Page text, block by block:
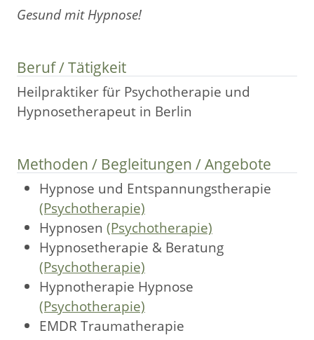
Gesund mit Hypnose!
Beruf / Tätigkeit
Heilpraktiker für Psychotherapie und
Hypnosetherapeut in Berlin
Methoden / Begleitungen / Angebote
Hypnose und Entspannungstherapie
(Psychotherapie)
Hypnosen (Psychotherapie)
Hypnosetherapie & Beratung
(Psychotherapie)
Hypnotherapie Hypnose
(Psychotherapie)
EMDR Traumatherapie